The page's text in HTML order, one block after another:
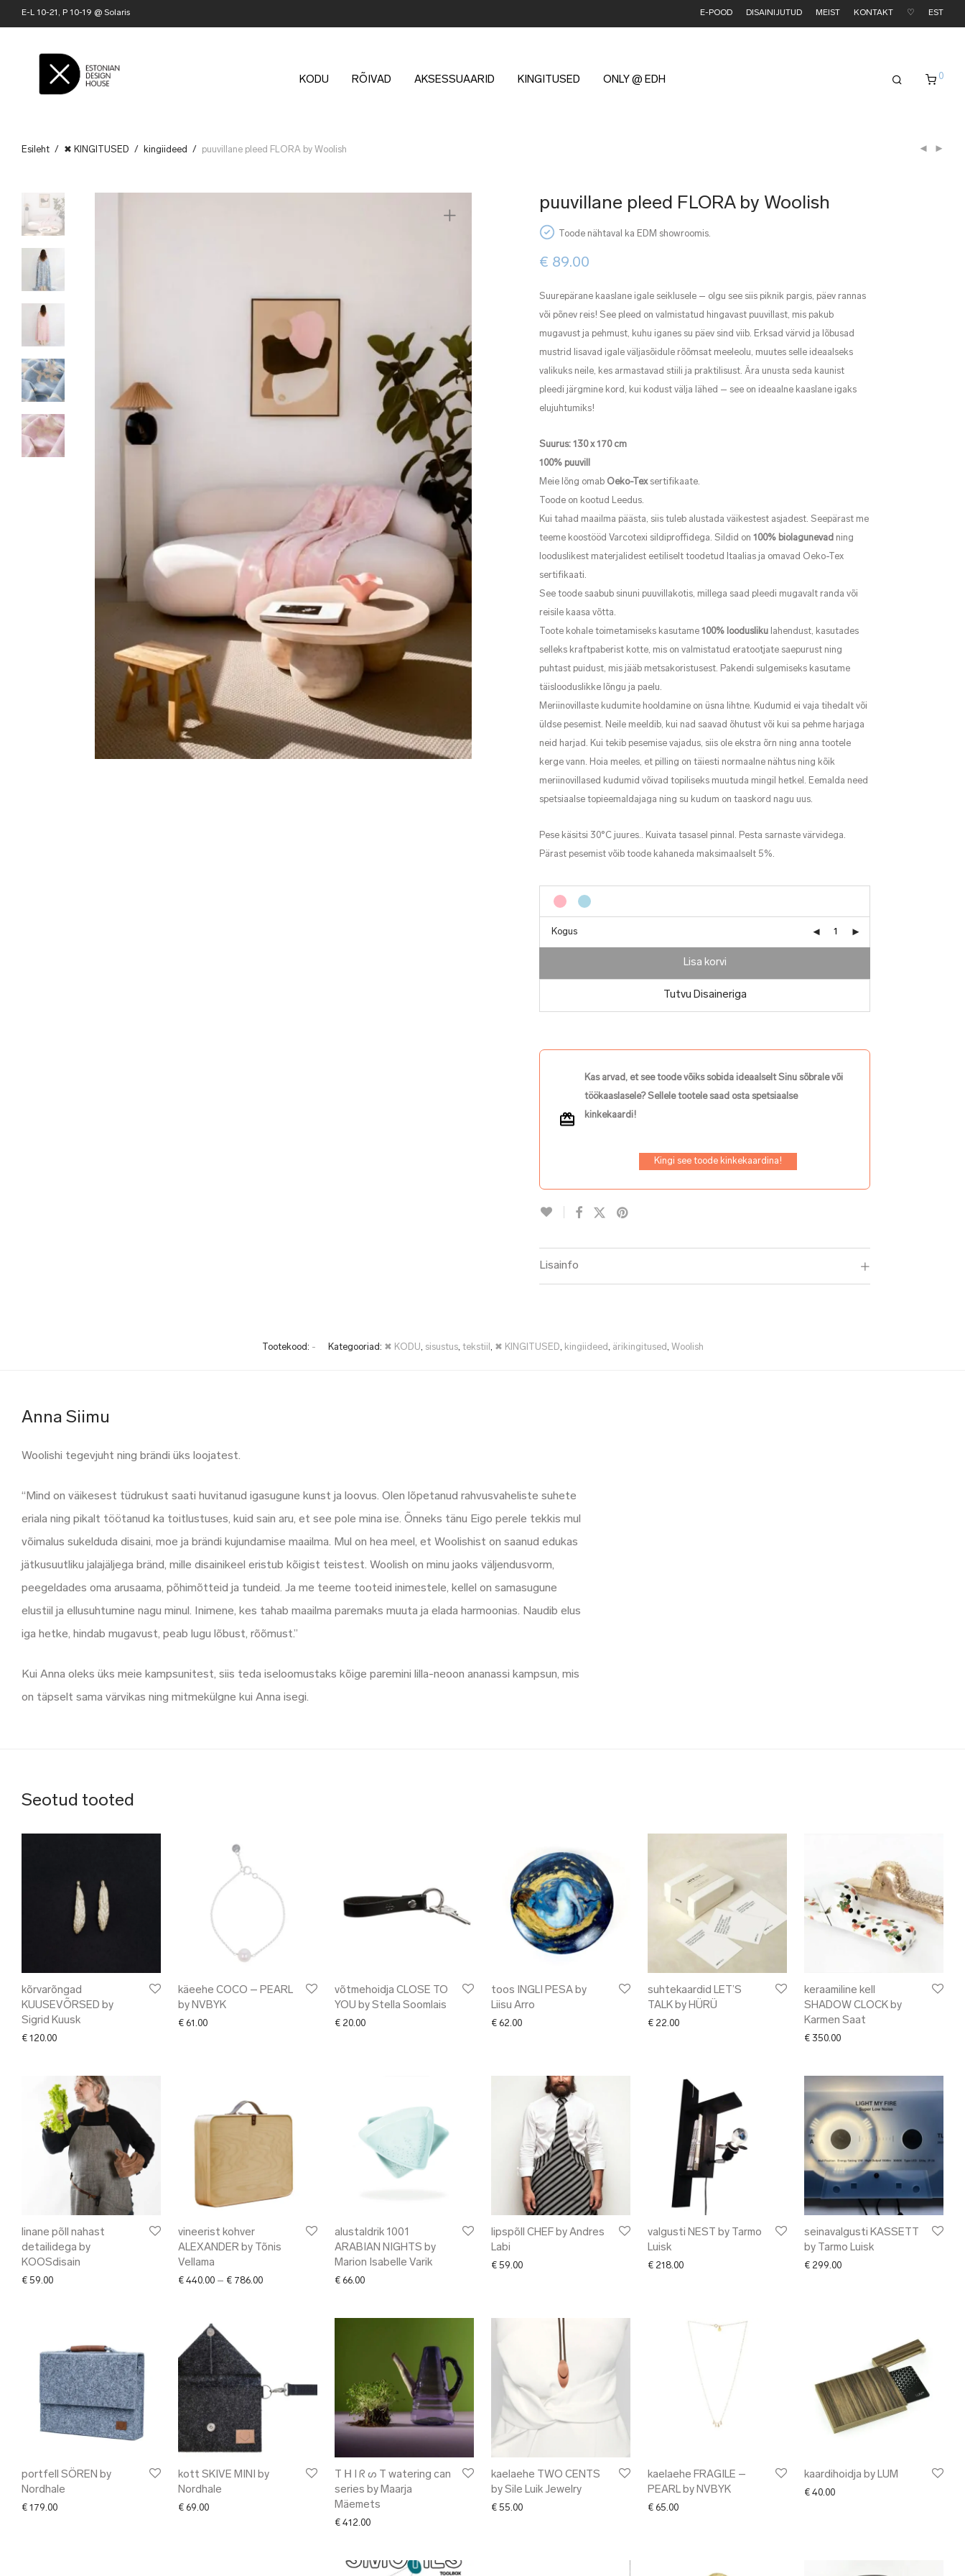
E-L 10-21, P 10-19 @ Solaris E-POOD DISAINIJUTUD MEIST KONTAKT ♡ EST
KODU RÕIVAD AKSESSUAARID KINGITUSED ONLY @ EDH 0
Esileht / ✖ KINGITUSED / kingiideed / puuvillane pleed FLORA by Woolish
puuvillane pleed FLORA by Woolish
Toode nähtaval ka EDM showroomis.
€ 89.00
Suurepärane kaaslane igale seiklusele – olgu see siis piknik pargis, päev rannas
või põnev reis! See pleed on valmistatud hingavast puuvillast, mis pakub
mugavust ja pehmust, kuhu iganes su päev sind viib. Erksad värvid ja lõbusad
mustrid lisavad igale väljasõidule rõõmsat meeleolu, muutes selle ideaalseks
valikuks neile, kes armastavad stiili ja praktilisust. Ära unusta seda kaunist
pleedi järgmine kord, kui kodust välja lähed – see on ideaalne kaaslane igaks
elujuhtumiks!
Suurus: 130 x 170 cm
100% puuvill
Meie lõng omab Oeko-Texsertifikaate.
Toode on kootud Leedus.
Kui tahad maailma päästa, siis tuleb alustada väikestest asjadest. Seepärast me
teeme koostööd Varcotexi sildiproffidega. Sildid on 100% biolagunevad ning
looduslikest materjalidest eetiliselt toodetud Itaalias ja omavad Oeko-Tex
sertifikaati.
See toode saabub sinuni puuvillakotis, millega saad pleedi mugavalt randa või
reisile kaasa võtta.
Toote kohale toimetamiseks kasutame 100% loodusliku lahendust, kasutades
selleks kraftpaberist kotte, mis on valmistatud eratootjate saepurust ning
puhtast puidust, mis jääb metsakoristusest. Pakendi sulgemiseks kasutame
täislooduslikke lõngu ja paelu.
Meriinovillaste kudumite hooldamine on üsna lihtne. Kudumid ei vaja tihedalt või
üldse pesemist. Neile meeldib, kui nad saavad õhutust või kui sa pehme harjaga
neid harjad. Kui tekib pesemise vajadus, siis ole ekstra õrn ning anna tootele
kerge vann. Hoia meeles, et pilling on täiesti normaalne nähtus ning kõik
meriinovillased kudumid võivad topiliseks muutuda mingil hetkel. Eemalda need
spetsiaalse topieemaldajaga ning su kudum on taaskord nagu uus.
Pese käsitsi 30°C juures.. Kuivata tasasel pinnal. Pesta sarnaste värvidega.
Pärast pesemist võib toode kahaneda maksimaalselt 5%.
Kogus
Lisa korvi
Tutvu Disaineriga
Kas arvad, et see toode võiks sobida ideaalselt Sinu sõbrale või
töökaaslasele? Sellele tootele saad osta spetsiaalse
kinkekaardi!
Kingi see toode kinkekaardina!
Lisainfo
Tootekood: - Kategooriad: ✖ KODU, sisustus, tekstiil , ✖ KINGITUSED, kingiideed, ärikingitused, Woolish
Anna Siimu
Woolishi tegevjuht ning brändi üks loojatest.
“Mind on väikesest tüdrukust saati huvitanud igasugune kunst ja loovus. Olen lõpetanud rahvusvaheliste suhete
eriala ning pikalt töötanud ka toitlustuses, kuid sain aru, et see pole mina ise. Õnneks tänu Eigo perele tekkis mul
võimalus sukelduda disaini, moe ja brändi kujundamise maailma. Mul on hea meel, et Woolishist on saanud edukas
jätkusuutliku jalajäljega bränd, mille disainikeel eristub kõigist teistest. Woolish on minu jaoks väljendusvorm,
peegeldades oma arusaama, põhimõtteid ja tundeid. Ja me teeme tooteid inimestele, kellel on samasugune
elustiil ja ellusuhtumine nagu minul. Inimene, kes tahab maailma paremaks muuta ja elada harmoonias. Naudib elus
iga hetke, hindab mugavust, peab lugu lõbust, rõõmust.”
Kui Anna oleks üks meie kampsunitest, siis teda iseloomustaks kõige paremini lilla-neoon ananassi kampsun, mis
on täpselt sama värvikas ning mitmekülgne kui Anna isegi.
Seotud tooted
kõrvarõngad
KUUSEVÕRSED by
Sigrid Kuusk
€ 120.00
käeehe COCO – PEARL
by NVBYK
€ 61.00
võtmehoidja CLOSE TO
YOU by Stella Soomlais
€ 20.00
toos INGLI PESA by
Liisu Arro
€ 62.00
suhtekaardid LET’S
TALK by HÜRÜ
€ 22.00
keraamiline kell
SHADOW CLOCK by
Karmen Saat
€ 350.00
linane põll nahast
detailidega by
KOOSdisain
€ 59.00
vineerist kohver
ALEXANDER by Tõnis
Vellama
€ 440.00 – € 786.00Price range: € 440.00 through € 786.00
alustaldrik 1001
ARABIAN NIGHTS by
Marion Isabelle Varik
€ 66.00
lipspõll CHEF by Andres
Labi
€ 59.00
valgusti NEST by Tarmo
Luisk
€ 218.00
seinavalgusti KASSETT
by Tarmo Luisk
€ 299.00
portfell SÖREN by
Nordhale
€ 179.00
kott SKIVE MINI by
Nordhale
€ 69.00
T ᕼ I ᖇ ᔕ T watering can
series by Maarja
Mäemets
€ 412.00
kaelaehe TWO CENTS
by Sile Luik Jewelry
€ 55.00
kaelaehe FRAGILE –
PEARL by NVBYK
€ 65.00
kaardihoidja by LUM
€ 40.00